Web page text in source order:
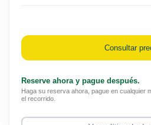
Consultar
Reserve ahora y pague después.
Haga su reserva ahora, pague en cualquier
el recorrido.